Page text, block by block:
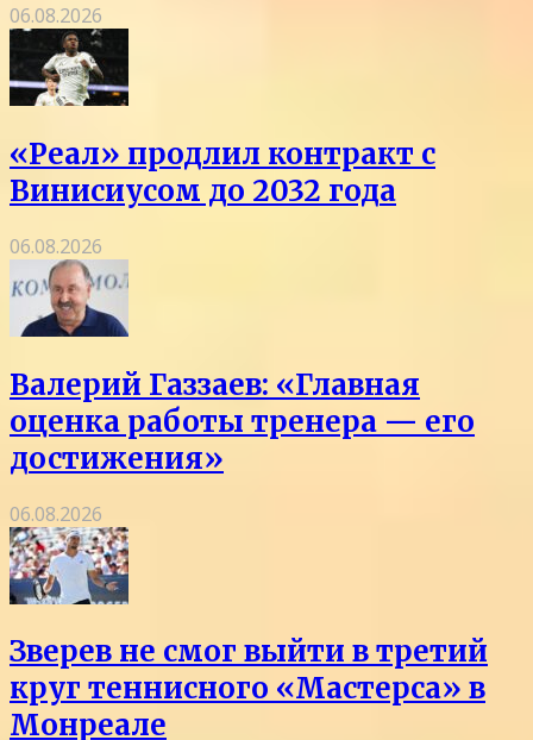
06.08.2026
«Реал» продлил контракт с
Винисиусом до 2032 года
06.08.2026
Валерий Газзаев: «Главная
оценка работы тренера — его
достижения»
06.08.2026
Зверев не смог выйти в третий
круг теннисного «Мастерса» в
Монреале